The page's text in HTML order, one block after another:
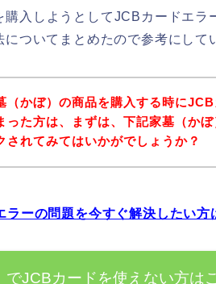
入しようとしてJCBカードエラ
ついてまとめたので参考にして
（かぼ）の商品を購入する時に
った方は、まずは、下記家墓（か
されてみてはいかがでしょうか？
ーの問題を今すぐ解決したい方
でJCBカードを使えない方は